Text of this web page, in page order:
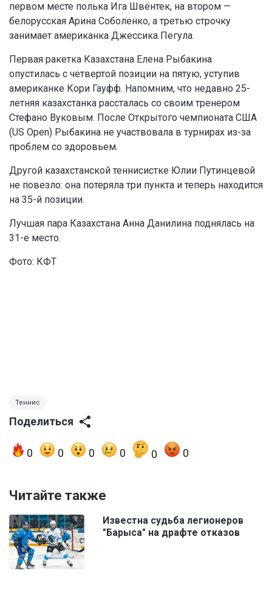
первом месте полька Ига Швёнтек, на втором —
белорусская Арина Соболенко, а третью строчку
занимает американка Джессика Пегула.
Первая ракетка Казахстана Елена Рыбакина
опустилась с четвертой позиции на пятую, уступив
американке Кори Гауфф. Напомним, что недавно 25-
летняя казахстанка рассталась со своим тренером
Стефано Вуковым. После Открытого чемпионата США
(US Open) Рыбакина не участвовала в турнирах из-за
проблем со здоровьем.
Другой казахстанской теннисистке Юлии Путинцевой
не повезло: она потеряла три пункта и теперь находится
на 35-й позиции.
Лучшая пара Казахстана Анна Данилина поднялась на
31-е место.
Фото: КФТ
Теннис
Поделиться
0 0 0 0 0 0
Читайте также
Известна судьба легионеров
"Барыса" на драфте отказов